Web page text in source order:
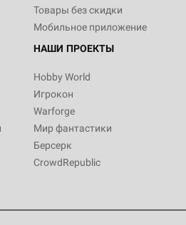
Товары без скидки
Мобильное приложение
НАШИ ПРОЕКТЫ
Hobby World
Игрокон
Warforge
Мир фантастики
Берсерк
CrowdRepublic